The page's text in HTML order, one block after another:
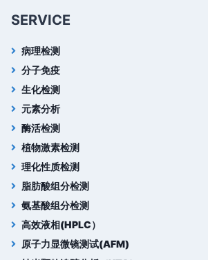
SERVICE
病理检测
分子免疫
生化检测
元素分析
酶活检测
植物激素检测
理化性质检测
脂肪酸组分检测
氨基酸组分检测
高效液相(HPLC）
原子力显微镜测试(AFM)